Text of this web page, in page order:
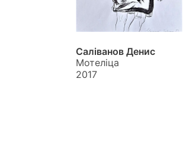
Саліванов Денис
Мотеліца
2017